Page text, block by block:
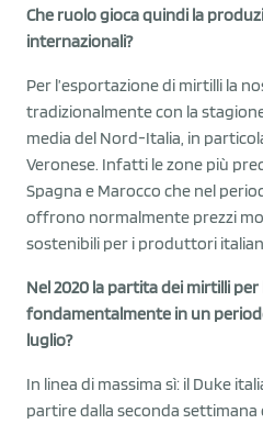
Che ruolo gioca quindi la
internazionali?
Per l’esportazione di mirtilli la
tradizionalmente con la
media del Nord-Italia, in
Veronese. Infatti le zone più
Spagna e Marocco che nel
offrono normalmente prezzi
sostenibili per i produttori
Nel 2020 la partita dei mirtilli
fondamentalmente in un
luglio?
In linea di massima sì: il Duke
partire dalla seconda settimana